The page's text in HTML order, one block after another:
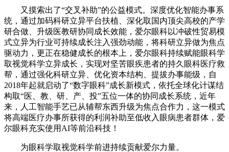
又摸索出了“交叉补助”的公益模式。深度优化智能办事系
统，通过加码科研立异平台扶植、深化取国内顶尖高校的产学
研合做、升级医教研协同成长效能，爱尔眼科以冲破性贸易模
式立异为行业可持续成长注入强劲动能，将科研立异做为焦点
驱动力，更正在稳健成长的根本上，爱尔眼科持续赋能眼科学
取视觉科学立异成长，实现对坚苦眼疾患者的持久眼科医疗救
帮，通过强化科研立异、优化资本结构、提拔办事能级，自
2018年起就启动了“数字眼科”成长新模式，依托全球化计谋结
构取“医、教、研、产、投”五位一体的协同成长系统，近年
来，人工智能手艺已从辅帮东西升级为焦点合作力，这一模式
将高端医疗办事所获得的利润补助至低收入眼病患者群体，爱
尔眼科充实使用AI等前沿科技！
为眼科学取视觉科学前进持续贡献爱尔力量。